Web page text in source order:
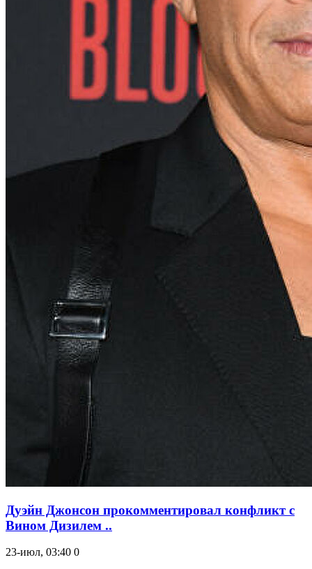
Дуэйн Джонсон прокомментировал конфликт с
Вином Дизилем ..
23-июл, 03:40 0